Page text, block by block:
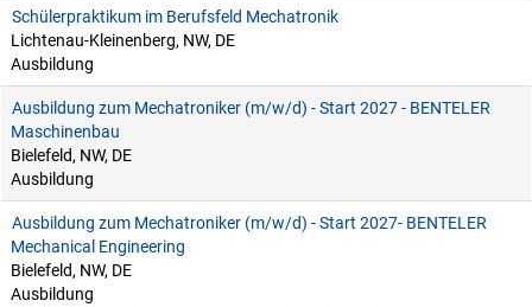
Schülerpraktikum im Berufsfeld Mechatronik
Lichtenau-Kleinenberg, NW, DE
Ausbildung
Ausbildung zum Mechatroniker (m/w/d) - Start 2027 - BENTELER
Maschinenbau
Bielefeld, NW, DE
Ausbildung
Ausbildung zum Mechatroniker (m/w/d) - Start 2027- BENTELER
Mechanical Engineering
Bielefeld, NW, DE
Ausbildung